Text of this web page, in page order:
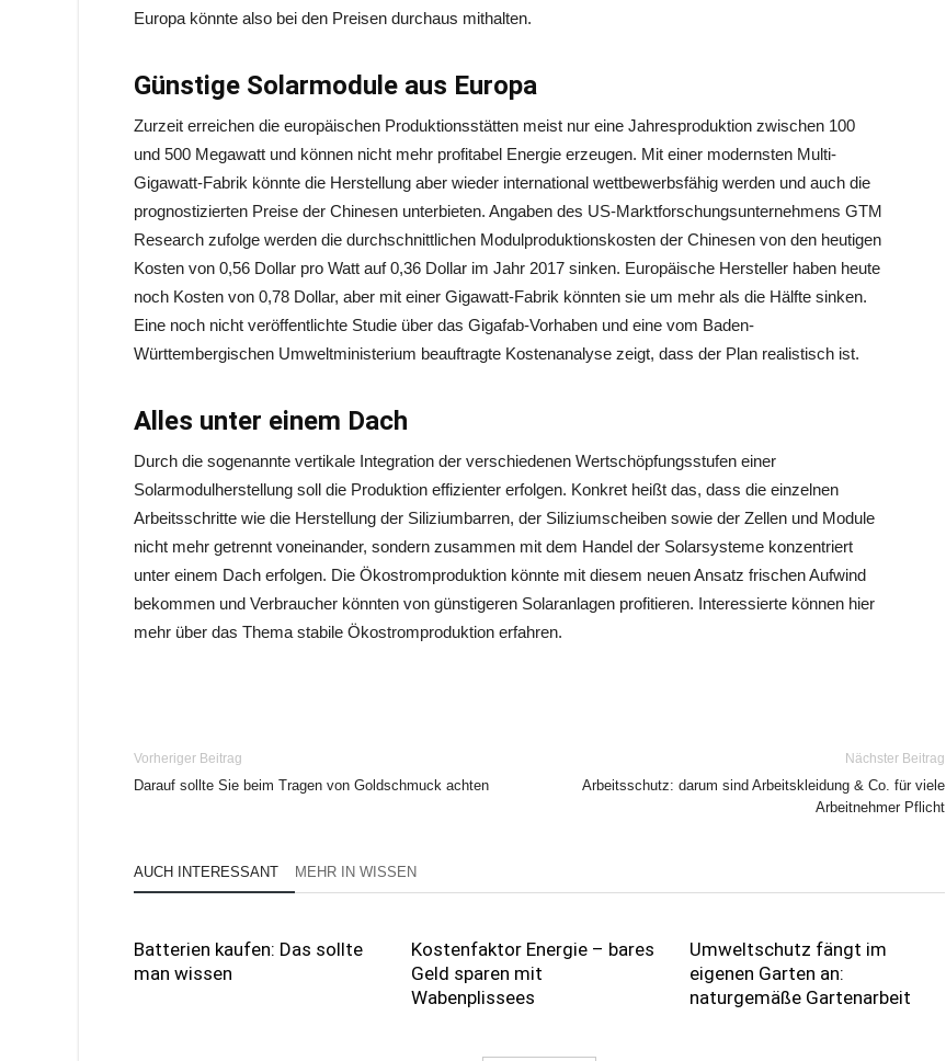
Europa könnte also bei den Preisen durchaus mithalten.
Günstige Solarmodule aus Europa
Zurzeit erreichen die europäischen Produktionsstätten meist nur eine Jahresproduktion zwischen 100
und 500 Megawatt und können nicht mehr profitabel Energie erzeugen. Mit einer modernsten Multi-
Gigawatt-Fabrik könnte die Herstellung aber wieder international wettbewerbsfähig werden und auch die
prognostizierten Preise der Chinesen unterbieten. Angaben des US-Marktforschungsunternehmens GTM
Research zufolge werden die durchschnittlichen Modulproduktionskosten der Chinesen von den heutigen
Kosten von 0,56 Dollar pro Watt auf 0,36 Dollar im Jahr 2017 sinken. Europäische Hersteller haben heute
noch Kosten von 0,78 Dollar, aber mit einer Gigawatt-Fabrik könnten sie um mehr als die Hälfte sinken.
Eine noch nicht veröffentlichte Studie über das Gigafab-Vorhaben und eine vom Baden-
Württembergischen Umweltministerium beauftragte Kostenanalyse zeigt, dass der Plan realistisch ist.
Alles unter einem Dach
Durch die sogenannte vertikale Integration der verschiedenen Wertschöpfungsstufen einer
Solarmodulherstellung soll die Produktion effizienter erfolgen. Konkret heißt das, dass die einzelnen
Arbeitsschritte wie die Herstellung der Siliziumbarren, der Siliziumscheiben sowie der Zellen und Module
nicht mehr getrennt voneinander, sondern zusammen mit dem Handel der Solarsysteme konzentriert
unter einem Dach erfolgen. Die Ökostromproduktion könnte mit diesem neuen Ansatz frischen Aufwind
bekommen und Verbraucher könnten von günstigeren Solaranlagen profitieren. Interessierte können hier
mehr über das Thema stabile Ökostromproduktion erfahren.
Vorheriger Beitrag
Darauf sollte Sie beim Tragen von Goldschmuck achten
Nächster Beitrag
Arbeitsschutz: darum sind Arbeitskleidung & Co. für viele
Arbeitnehmer Pflicht
AUCH INTERESSANT MEHR IN WISSEN
Batterien kaufen: Das sollte
man wissen
Kostenfaktor Energie – bares
Geld sparen mit
Wabenplissees
Umweltschutz fängt im
eigenen Garten an:
naturgemäße Gartenarbeit